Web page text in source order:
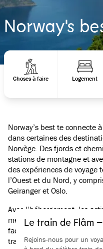
Norway's
Choses à faire Logement
Norway’s best te connecte
dans certaines des
Norvège. Des fjords et
stations de montagne et
des expériences de voyage
l’Ouest et du Nord, y
Geiranger et Oslo.
Avec l’hébergement, les
même endroit, planifier et
facile. Que tu navigues
train de Flåm ou explores
Le train de Flåm
Rejoins-nous pour un